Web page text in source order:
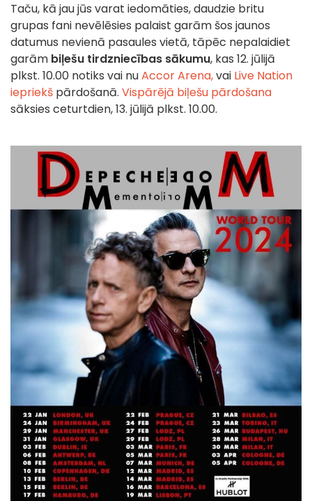
Taču, kā jau jūs varat iedomāties, daudzie britu
grupas fani nevēlēsies palaist garām šos jaunos
datumus nevienā pasaules vietā, tāpēc nepalaidiet
garām biļešu tirdzniecības sākumu, kas 12. jūlijā
plkst. 10.00 notiks vai nuAccor Arena,vai Live Nation
iepriekš pārdošanā. Vispārējā biļešu pārdošana
sāksies ceturtdien, 13. jūlijā plkst. 10.00.